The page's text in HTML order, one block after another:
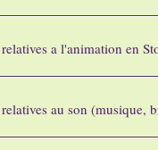
a l'animation en
au son (musique,